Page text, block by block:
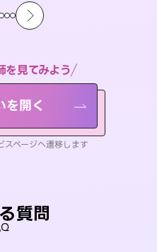
見てみよう
開く
ページへ遷移します
質問